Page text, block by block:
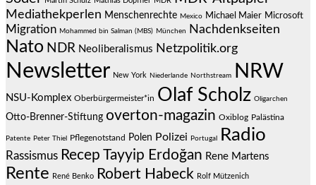
Mediathekperlen Menschenrechte Mexico Michael Maier Microsoft
Migration Mohammed bin Salman (MBS) München Nachdenkseiten
Nato NDR Neoliberalismus Netzpolitik.org
Newsletter New York Niederlande Northstream NRW
NSU-Komplex Oberbürgermeister*in Olaf Scholz Oligarchen
Otto-Brenner-Stiftung overton-magazin Oxiblog Palästina
Patente Peter Thiel Pflegenotstand Polen Polizei Portugal Radio
Rassismus Recep Tayyip Erdoğan Rene Martens
Rente René Benko Robert Habeck Rolf Mützenich